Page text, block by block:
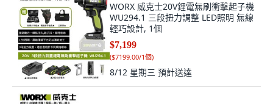
WORX 威克士20V鋰電無刷衝擊起子機
WU294.1 三段扭力調整 LED照明 無線
輕巧設計, 1個
$7,199
($7199.00/1個)
8/12 星期三 預計送達